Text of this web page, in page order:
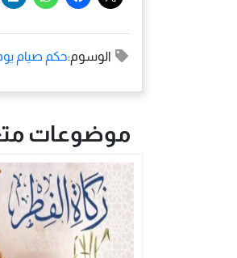
الوسوم:حكم صيام
موضوعات